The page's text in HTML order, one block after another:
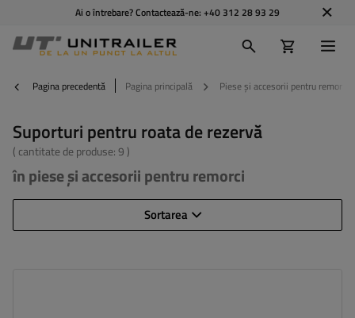
Ai o întrebare? Contactează-ne: +40 312 28 93 29
Pagina precedentă Pagina principală Piese și accesorii pentru remorci
Suporturi pentru roata de rezervă
( cantitate de produse:9 )
în piese și accesorii pentru remorci
Sortarea